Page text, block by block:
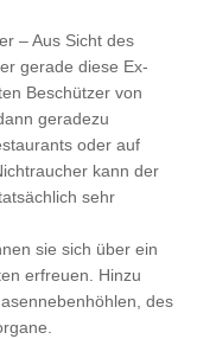
– Aus Sicht des
gerade diese Ex-
Beschützer von
geradezu
oder auf
kann der
sehr
sie sich über ein
erfreuen. Hinzu
des